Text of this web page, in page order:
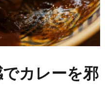
カレーを邪